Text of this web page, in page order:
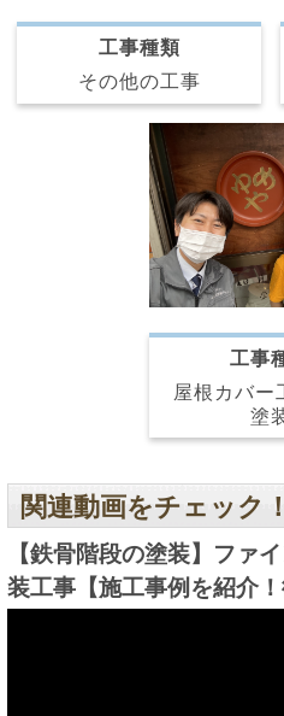
工事種類
その他の工事
工事
屋根カバー
塗
関連動画をチェック！
【鉄骨階段の塗装】ファ
装工事【施工事例を紹介！